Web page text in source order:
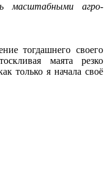
масштабными агро-
тогдашнего своего
маята резко
только я начала своё